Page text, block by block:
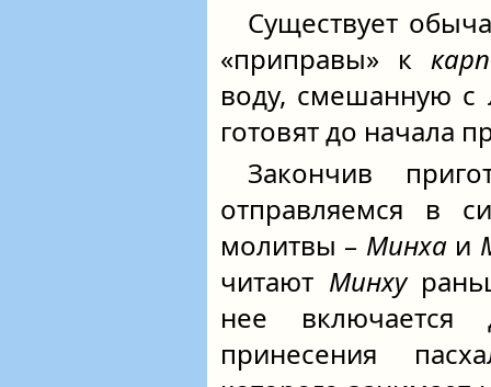
Существует
«приправы» к
воду, смешанную
готовят до начала
Закончив
отправляемся в
молитвы – Минхаи
читают Минху
нее включается
принесения